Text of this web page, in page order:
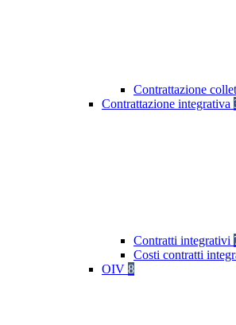
Contrattazione
Contrattazione integrativa
Contratti integrativi
Costi contratti
OIV 8